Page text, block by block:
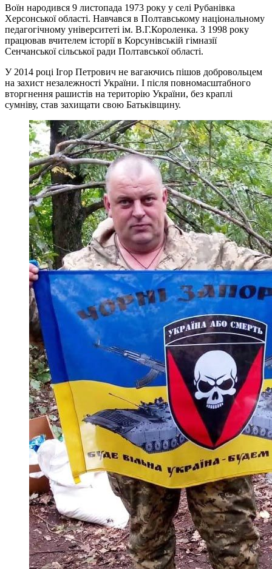
Воїн народився 9 листопада 1973 року у селі Рубанівка
Херсонської області. Навчався в Полтавському національному
педагогічному університеті ім. В.Г.Короленка. З 1998 року
працював вчителем історії в Корсунівській гімназії
Сенчанської сільської ради Полтавської області.
У 2014 році Ігор Петрович не вагаючись пішов добровольцем
на захист незалежності України. І після повномасштабного
вторгнення рашистів на територію України, без краплі
сумніву, став захищати свою Батьківщину.